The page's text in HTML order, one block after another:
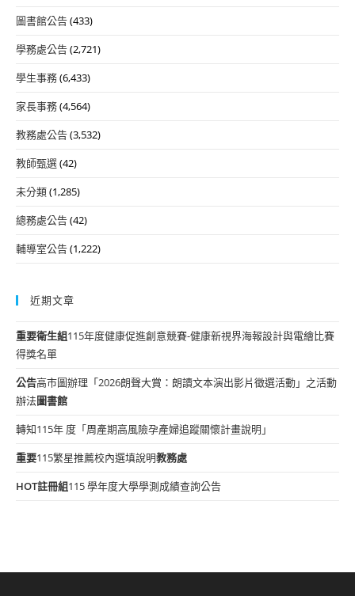
圖書館公告(433)
學務處公告(2,721)
學生事務(6,433)
家長事務(4,564)
教務處公告(3,532)
教師甄選(42)
未分類(1,285)
總務處公告(42)
輔導室公告(1,222)
近期文章
重要衛生組115年度健康促進創意競賽-健康新視界海報設計與電繪比賽
得獎名單
公告高市圖辦理「2026朗聲大賞：朗讀文本演出影片徵選活動」之活動
辦法圖書館
轉知115年 度「周產期高風險孕產婦追蹤關懷計畫說明」
重要115繁星推薦校內選填說明教務處
HOT註冊組115 學年度大學學測成績查詢公告